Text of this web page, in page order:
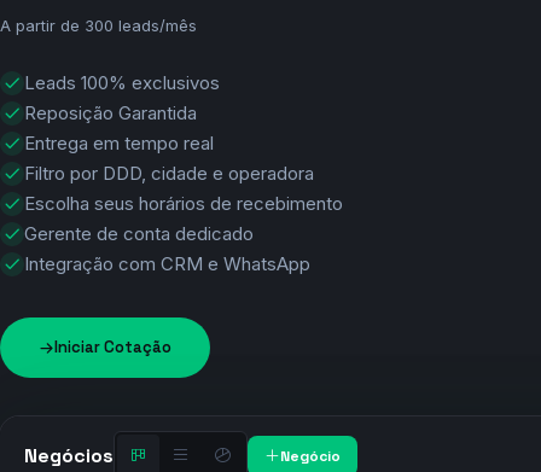
A partir de 300 leads/mês
Leads 100% exclusivos
Reposição Garantida
Entrega em tempo real
Filtro por DDD, cidade e operadora
Escolha seus horários de recebimento
Gerente de conta dedicado
Integração com CRM e WhatsApp
Iniciar Cotação
Negócios    Negócio